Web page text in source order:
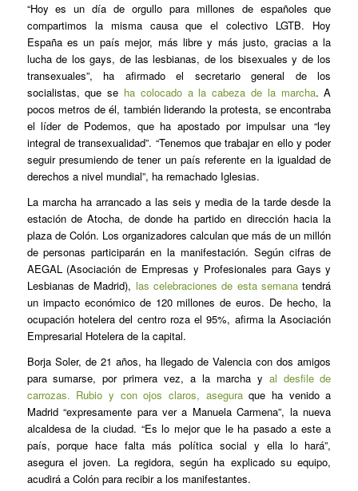
“Hoy es un día de orgullo para millones de españoles que
compartimos la misma causa que el colectivo LGTB. Hoy
España es un país mejor, más libre y más justo, gracias a la
lucha de los gays, de las lesbianas, de los bisexuales y de los
transexuales”, ha afirmado el secretario general de los
socialistas, que se ha colocado a la cabeza de la marcha. A
pocos metros de él, también liderando la protesta, se encontraba
el líder de Podemos, que ha apostado por impulsar una “ley
integral de transexualidad”. “Tenemos que trabajar en ello y poder
seguir presumiendo de tener un país referente en la igualdad de
derechos a nivel mundial”, ha remachado Iglesias.
La marcha ha arrancado a las seis y media de la tarde desde la
estación de Atocha, de donde ha partido en dirección hacia la
plaza de Colón. Los organizadores calculan que más de un millón
de personas participarán en la manifestación. Según cifras de
AEGAL (Asociación de Empresas y Profesionales para Gays y
Lesbianas de Madrid), las celebraciones de esta semana tendrá
un impacto económico de 120 millones de euros. De hecho, la
ocupación hotelera del centro roza el 95%, afirma la Asociación
Empresarial Hotelera de la capital.
Borja Soler, de 21 años, ha llegado de Valencia con dos amigos
para sumarse, por primera vez, a la marcha y al desfile de
carrozas. Rubio y con ojos claros, aseguraque ha venido a
Madrid “expresamente para ver a Manuela Carmena”, la nueva
alcaldesa de la ciudad. “Es lo mejor que le ha pasado a este a
país, porque hace falta más política social y ella lo hará”,
asegura el joven. La regidora, según ha explicado su equipo,
acudirá a Colón para recibir a los manifestantes.